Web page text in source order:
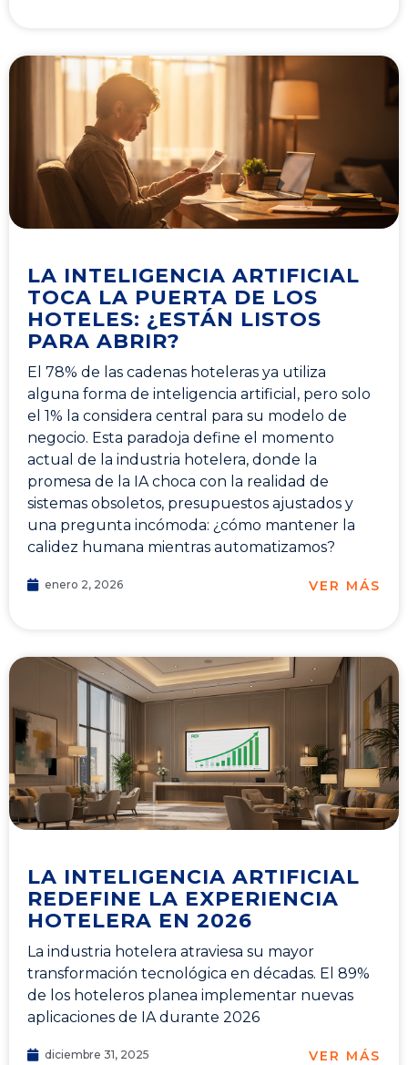
LA INTELIGENCIA ARTIFICIAL
TOCA LA PUERTA DE LOS
HOTELES: ¿ESTÁN LISTOS
PARA ABRIR?
El 78% de las cadenas hoteleras ya utiliza
alguna forma de inteligencia artificial, pero solo
el 1% la considera central para su modelo de
negocio. Esta paradoja define el momento
actual de la industria hotelera, donde la
promesa de la IA choca con la realidad de
sistemas obsoletos, presupuestos ajustados y
una pregunta incómoda: ¿cómo mantener la
calidez humana mientras automatizamos?
enero 2, 2026 VER MÁS
LA INTELIGENCIA ARTIFICIAL
REDEFINE LA EXPERIENCIA
HOTELERA EN 2026
La industria hotelera atraviesa su mayor
transformación tecnológica en décadas. El 89%
de los hoteleros planea implementar nuevas
aplicaciones de IA durante 2026
diciembre 31, 2025 VER MÁS